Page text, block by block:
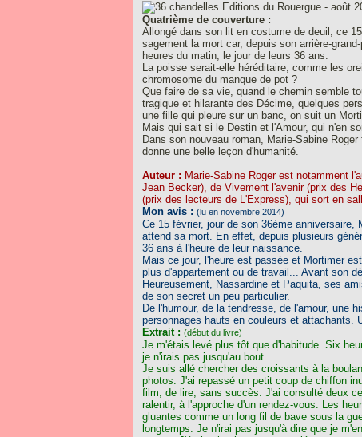
Editions du Rouergue - août
Quatrième de couverture :
Allongé dans son lit en costume de deuil, ce
sagement la mort car, depuis son arrière-
heures du matin, le jour de leurs 36 ans.
La poisse serait-elle héréditaire, comme les
chromosome du manque de pot ?
Que faire de sa vie, quand le chemin semble
tragique et hilarante des Décime, quelques
une fille qui pleure sur un banc, on suit un
Mais qui sait si le Destin et l'Amour, qui n'en
Dans son nouveau roman, Marie-Sabine
donne une belle leçon d'humanité.
Auteur : Marie-Sabine Roger est notamment
Jean Becker), de Vivement l'avenir (prix des
(prix des lecteurs de L'Express), qui sort en
Mon avis : (lu en novembre 2014)
Ce 15 février, jour de son 36ème
attend sa mort. En effet, depuis plusieurs
36 ans à l'heure de leur naissance.
Mais ce jour, l'heure est passée et Mortimer
plus d'appartement ou de travail... Avant son
Heureusement, Nassardine et Paquita, ses
de son secret un peu particulier.
De l'humour, de la tendresse, de l'amour, une
personnages hauts en couleurs et attachants.
Extrait : (début du livre)
Je m'étais levé plus tôt que d'habitude. Six
je n'irais pas jusqu'au bout.
Je suis allé chercher des croissants à la
photos. J'ai repassé un petit coup de chiffon
film, de lire, sans succès. J'ai consulté deux
ralentir, à l'approche d'un rendez-vous. Les
gluantes comme un long fil de bave sous la
longtemps. Je n'irai pas jusqu'à dire que je